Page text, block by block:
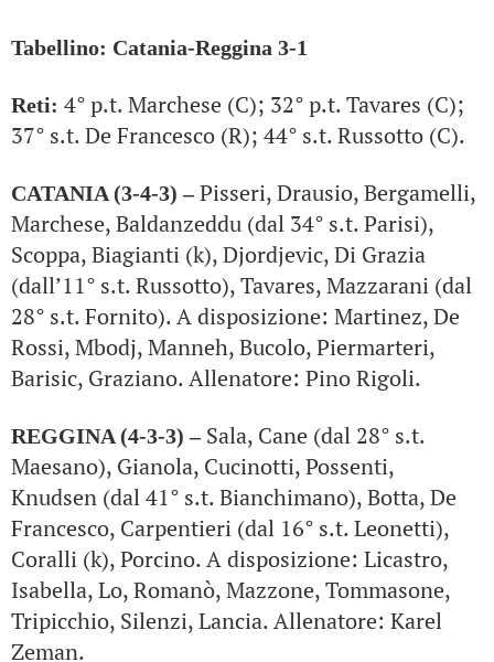
Tabellino: Catania-Reggina 3-1
Reti: 4° p.t. Marchese (C); 32° p.t. Tavares (C);
37° s.t. De Francesco (R); 44° s.t. Russotto (C).
CATANIA (3-4-3) –Pisseri, Drausio, Bergamelli,
Marchese, Baldanzeddu (dal 34° s.t. Parisi),
Scoppa, Biagianti (k), Djordjevic, Di Grazia
(dall’11° s.t. Russotto), Tavares, Mazzarani (dal
28° s.t. Fornito). A disposizione: Martinez, De
Rossi, Mbodj, Manneh, Bucolo, Piermarteri,
Barisic, Graziano. Allenatore: Pino Rigoli.
REGGINA (4-3-3) –Sala, Cane (dal 28° s.t.
Maesano), Gianola, Cucinotti, Possenti,
Knudsen (dal 41° s.t. Bianchimano), Botta, De
Francesco, Carpentieri (dal 16° s.t. Leonetti),
Coralli (k), Porcino. A disposizione: Licastro,
Isabella, Lo, Romanò, Mazzone, Tommasone,
Tripicchio, Silenzi, Lancia. Allenatore: Karel
Zeman.